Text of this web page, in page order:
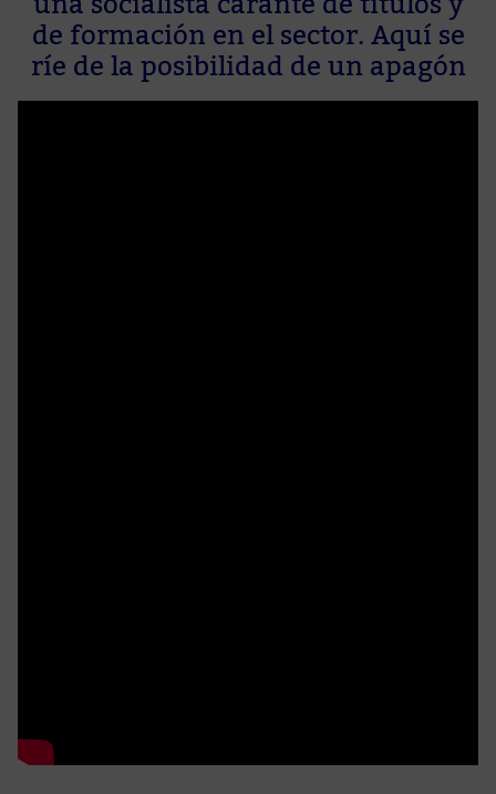
de formación en el sector. Aquí se
ríe de la posibilidad de un apagón